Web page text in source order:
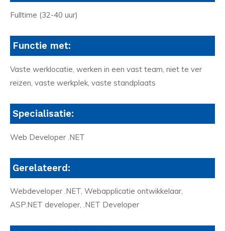
Fulltime (32-40 uur)
Functie met:
Vaste werklocatie, werken in een vast team, niet te ver
reizen, vaste werkplek, vaste standplaats
Specialisatie:
Web Developer .NET
Gerelateerd:
Webdeveloper .NET, Webapplicatie ontwikkelaar,
ASP.NET developer, .NET Developer